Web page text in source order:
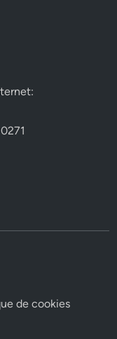
de cookies